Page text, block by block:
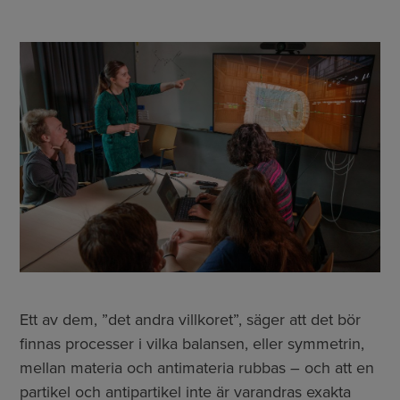
Ett av dem, ”det andra villkoret”, säger att det bör
finnas processer i vilka balansen, eller symmetrin,
mellan materia och antimateria rubbas – och att en
partikel och antipartikel inte är varandras exakta